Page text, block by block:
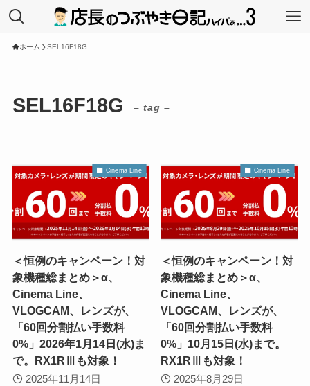
ホーム SEL16F18G
SEL16F18G – tag –
Cinema Line
＜恒例のキャンペーン！対
象機種総まとめ＞α、
Cinema Line、
VLOGCAM、レンズが、
「60回分割払い手数料
0%」2026年1月14日(水)ま
で。RX1RⅢも対象！
2025年11月14日
Cinema Line
＜恒例のキャンペーン！対
象機種総まとめ＞α、
Cinema Line、
VLOGCAM、レンズが、
「60回分割払い手数料
0%」10月15日(水)まで。
RX1RⅢも対象！
2025年8月29日